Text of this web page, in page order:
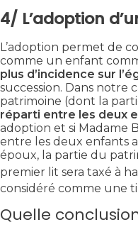
4/ L’adoption
L’adoption permet de
comme un enfant
plus d’incidence sur
succession. Dans notre
patrimoine (dont la
réparti entre les deux
adoption et si Madame
entre les deux enfants
époux, la partie du
premier lit sera taxé à
considéré comme une
Quelle